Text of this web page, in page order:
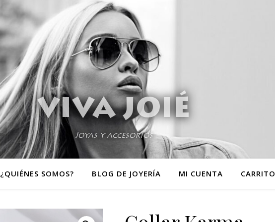
VIVA JOIÉ
Joyas y accesorios
¿QUIÉNES SOMOS? BLOG DE JOYERÍA MI CUENTA CARRITO